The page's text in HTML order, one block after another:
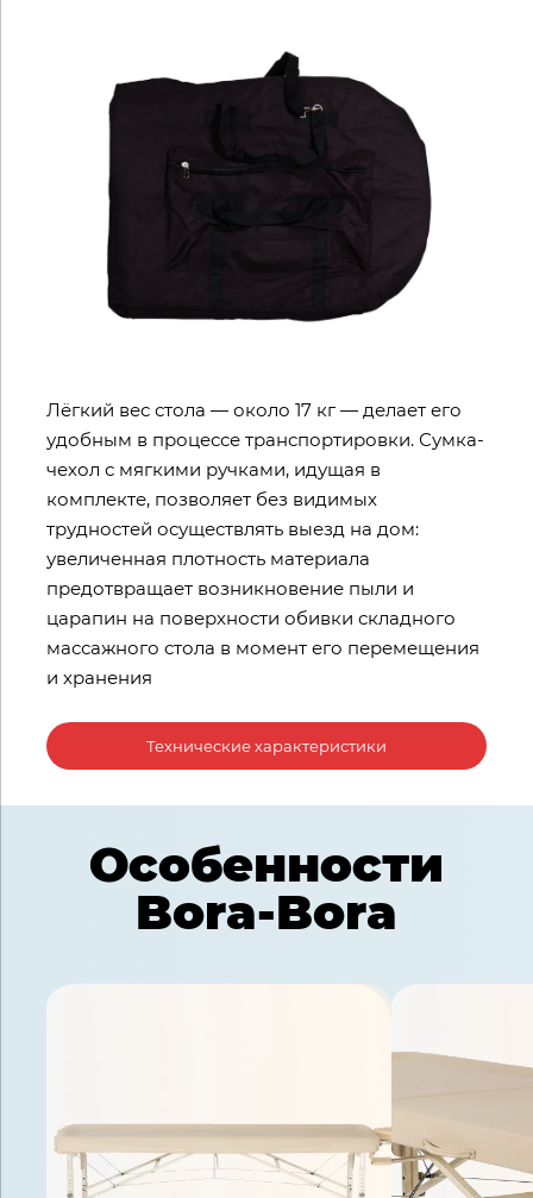
Лёгкий вес стола — около 17 кг — делает его
удобным в процессе транспортировки. Сумка-
чехол с мягкими ручками, идущая в
комплекте, позволяет без видимых
трудностей осуществлять выезд на дом:
увеличенная плотность материала
предотвращает возникновение пыли и
царапин на поверхности обивки складного
массажного стола в момент его перемещения
и хранения
Технические характеристики
Особенности
Bora-Bora